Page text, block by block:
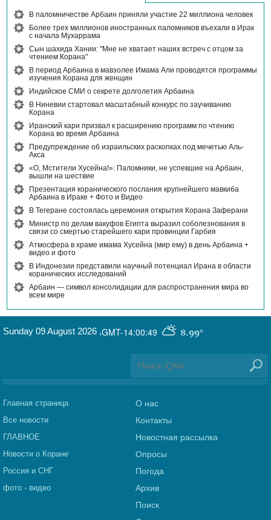
В паломничестве Арбаин приняли участие 22 миллиона человек
Более трех миллионов иностранных паломников въехали в Ирак
с начала Мухаррама
Сын шахида Хании: "Мне не хватает наших встреч с отцом за
чтением Корана"
В период Арбаина в мавзолее Имама Али проводятся программы
изучения Корана для женщин
Индийское СМИ о секрете долголетия Арбаина
В Ниневии стартовал масштабный конкурс по заучиванию
Корана
Иранский кари призвал к расширению программ по чтению
Корана во время Арбаина
Предупреждение об израильских раскопках под мечетью Аль-
Акса
«О, Мстители Хусейна!»: Паломники, не успевшие на Арбаин,
вышли на шествие
Презентация коранического послания крупнейшего мавкиба
Арбаина в Ираке + Фото и Видео
В Тегеране состоялась церемония открытия Корана Заферани
Министр по делам вакуфов Египта выразил соболезнования в
связи со смертью старейшего кари провинции Гарбия
Атмосфера в храме имама Хусейна (мир ему) в день Арбаина +
видео и фото
В Индонезии представили научный потенциал Ирана в области
коранических исследований
Арбаин — символ консолидации для распространения мира во
всем мире
GMT-14:00:49 8.99°
Sunday 09 August 2026 ,
Главная страница
Все новости
ГЛАВНОЕ
Новости о Коране
Россия и СНГ
фото - видео
О нас
Контакты
Новостная рассылка
Опросы
Погода
Архив
Поиск